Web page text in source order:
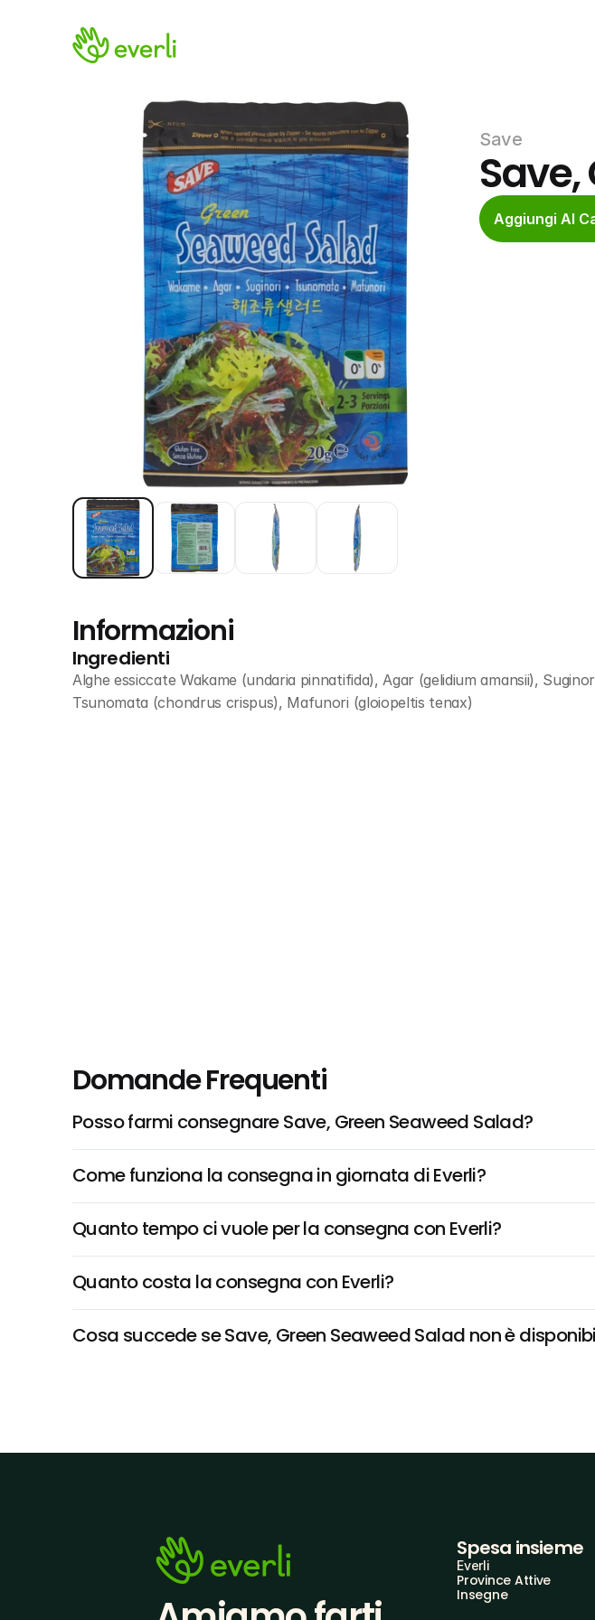
Save
Aggiungi Al
Informazioni
Ingredienti
Alghe essiccate Wakame (undaria pinnatifida), Agar (gelidium amansii),
Tsunomata (chondrus crispus), Mafunori (gloiopeltis tenax)
Domande Frequenti
Posso farmi consegnare Save, Green Seaweed Salad?
Come funziona la consegna in giornata di Everli?
Quanto tempo ci vuole per la consegna con Everli?
Quanto costa la consegna con Everli?
Cosa succede se Save, Green Seaweed Salad non è
Spesa insieme
Everli
Province Attive
Insegne